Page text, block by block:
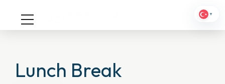
Lunch Break
▼